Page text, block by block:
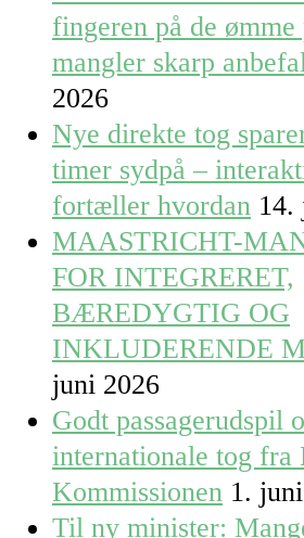
fingeren på de ømme
mangler skarp
2026
Nye direkte tog
timer sydpå –
fortæller hvordan 14.
MAASTRICHT-
FOR INTEGRERET,
BÆREDYGTIG OG
INKLUDERENDE
juni 2026
Godt passagerudspil
internationale tog fra
Kommissionen 1.
Til ny minister: